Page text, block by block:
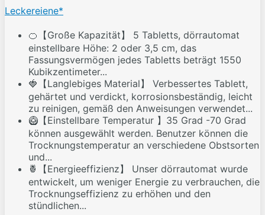
Leckereiene*
🍊【Große Kapazität】 5 Tabletts, dörrautomat
einstellbare Höhe: 2 oder 3,5 cm, das
Fassungsvermögen jedes Tabletts beträgt 1550
Kubikzentimeter...
🍓【Langlebiges Material】 Verbessertes Tablett,
gehärtet und verdickt, korrosionsbeständig, leicht
zu reinigen, gemäß den Anweisungen verwendet...
🥝【Einstellbare Temperatur 】35 Grad -70 Grad
können ausgewählt werden. Benutzer können die
Trocknungstemperatur an verschiedene Obstsorten
und...
🍍【Energieeffizienz】 Unser dörrautomat wurde
entwickelt, um weniger Energie zu verbrauchen, die
Trocknungseffizienz zu erhöhen und den
stündlichen...